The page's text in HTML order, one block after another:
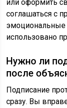
или оформить
соглашаться с
эмоциональные
использовано
Нужно ли
после
Подписание
сразу. Вы